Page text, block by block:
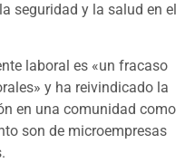
seguridad y la salud en el
laboral es «un fracaso
y ha reivindicado la
en una comunidad como
son de microempresas